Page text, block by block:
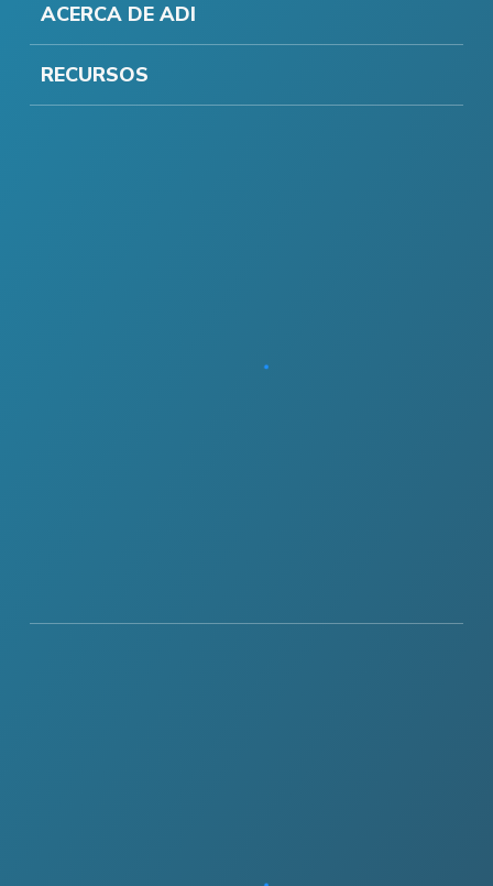
ACERCA DE ADI
RECURSOS